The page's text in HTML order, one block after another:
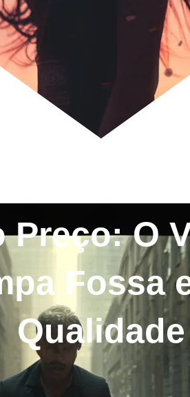
Preço: O
Fossa
Qualidade